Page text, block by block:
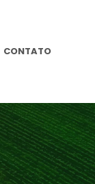
CONTATO